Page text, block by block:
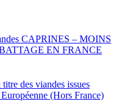
CAPRINES – MOINS
EN FRANCE
des viandes issues
(Hors France)